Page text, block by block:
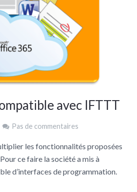
avec IFTTT
Pas de commentaires
les fonctionnalités proposées
ce faire la société a mis à
d’interfaces de programmation.